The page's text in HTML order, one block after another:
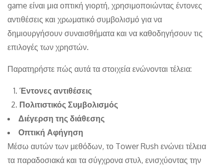
game είναι μια οπτική γιορτή, χρησιμοποιώντας έντονες
αντιθέσεις και χρωματικό συμβολισμό για να
δημιουργήσουν συναισθήματα και να καθοδηγήσουν τις
επιλογές των χρηστών.
Παρατηρήστε πώς αυτά τα στοιχεία ενώνονται τέλεια:
Έντονες αντιθέσεις
Πολιτιστικός Συμβολισμός
Διέγερση της διάθεσης
Οπτική Αφήγηση
Μέσω αυτών των μεθόδων, το Tower Rush ενώνει τέλεια
τα παραδοσιακά και τα σύγχρονα στυλ, ενισχύοντας την